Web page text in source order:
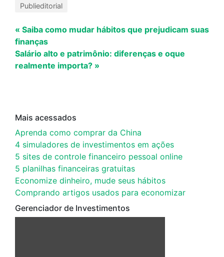
Publieditorial
« Saiba como mudar hábitos que prejudicam suas
finanças
Salário alto e patrimônio: diferenças e oque
realmente importa? »
Mais acessados
Aprenda como comprar da China
4 simuladores de investimentos em ações
5 sites de controle financeiro pessoal online
5 planilhas financeiras gratuitas
Economize dinheiro, mude seus hábitos
Comprando artigos usados para economizar
Gerenciador de Investimentos